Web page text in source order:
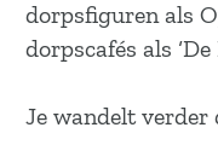
dorpsfiguren als
dorpscafés als ‘De
Je wandelt verder